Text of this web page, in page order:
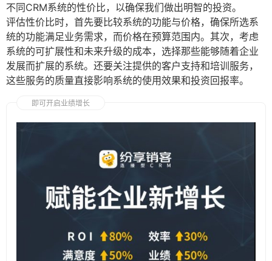
不同CRM系统的性价比，以确保我们做出明智的投资。
评估性价比时，首先要比较系统的功能与价格，确保所选系
统的功能满足业务需求，而价格在预算范围内。其次，考虑
系统的可扩展性和未来升级的成本，选择那些能够随着企业
发展而扩展的系统。还要关注提供的客户支持和培训服务，
这些服务的质量直接影响系统的使用效果和投资回报率。
即可开启业绩增长